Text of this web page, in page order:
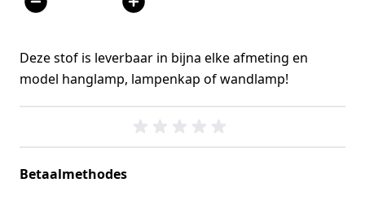
Aantal
Deze stof is leverbaar in bijna elke afmeting en
model hanglamp, lampenkap of wandlamp!
Betaalmethodes